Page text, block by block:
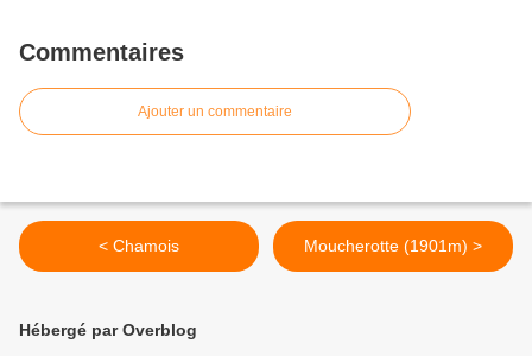
Commentaires
Ajouter un commentaire
< Chamois Moucherotte (1901m) >
Hébergé par Overblog